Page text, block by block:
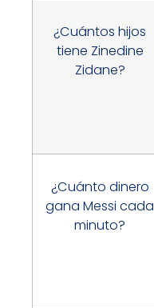
¿Cuántos hijos
tiene Zinedine
Zidane?
¿Cuánto dinero
gana Messi cada
minuto?